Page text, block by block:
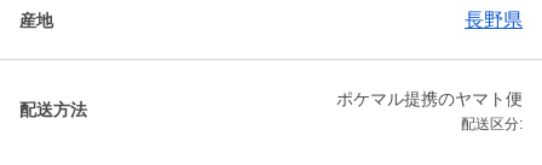
産地 長野県
配送方法
ポケマル提携のヤマト便
配送区分: